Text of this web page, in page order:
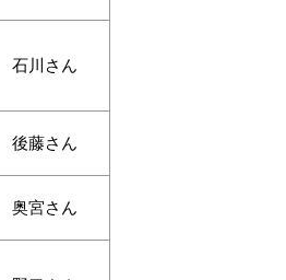
石川さん
後藤さん
奥宮さん